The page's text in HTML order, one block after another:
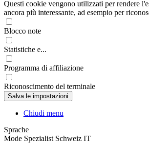
Questi cookie vengono utilizzati per rendere
ancora più interessante, ad esempio per
Blocco note
Statistiche e...
Programma di affiliazione
Riconoscimento del terminale
Chiudi menu
Sprache
Mode Spezialist Schweiz IT